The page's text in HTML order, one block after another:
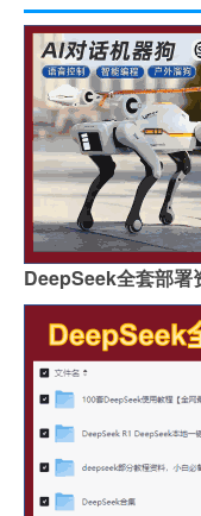
DeepSeek全套部署